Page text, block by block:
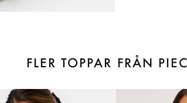
FLER TOPPAR FRÅN